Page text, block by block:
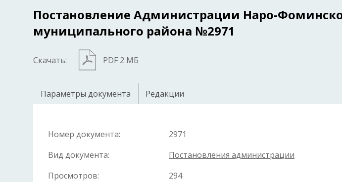
Постановление Администрации Наро-
муниципального района №2971
Скачать: PDF 2 МБ
Параметры документа Редакции
Номер документа:
2971
Вид документа:
Постановления администрации
Просмотров:
294